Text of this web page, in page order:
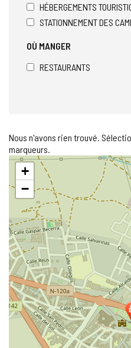
HÉBERGEMENTS
STATIONNEMENT DES
OÙ MANGER
RESTAURANTS
Nous n'avons rien trouvé.
marqueurs.
Sauter
carte
+
−